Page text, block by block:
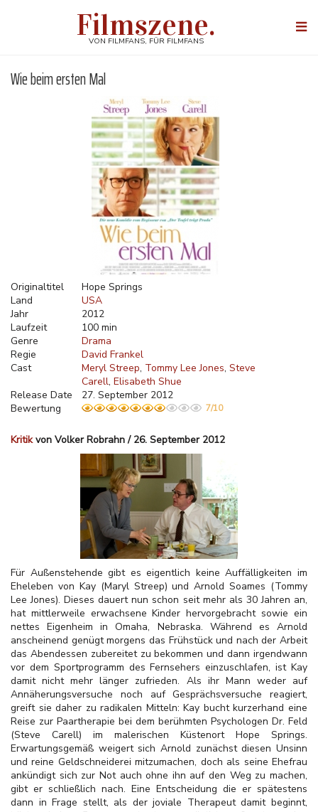
Filmszene.
VON FILMFANS, FÜR FILMFANS
Wie beim ersten Mal
Originaltitel
Hope Springs
Land
USA
Jahr
2012
Laufzeit
100 min
Genre
Drama
Regie
David Frankel
Cast
Meryl Streep Tommy Lee Jones Steve
Carell Elisabeth Shue
Release Date
27. September 2012
Bewertung
7/10
Kritikvon Volker Robrahn / 26. September 2012
Für Außenstehende gibt es eigentlich keine Auffälligkeiten im
Eheleben von Kay (Maryl Streep) und Arnold Soames (Tommy
Lee Jones). Dieses dauert nun schon seit mehr als 30 Jahren an,
hat mittlerweile erwachsene Kinder hervorgebracht sowie ein
nettes Eigenheim in Omaha, Nebraska. Während es Arnold
anscheinend genügt morgens das Frühstück und nach der Arbeit
das Abendessen zubereitet zu bekommen und dann irgendwann
vor dem Sportprogramm des Fernsehers einzuschlafen, ist Kay
damit nicht mehr länger zufrieden. Als ihr Mann weder auf
Annäherungsversuche noch auf Gesprächsversuche reagiert,
greift sie daher zu radikalen Mitteln: Kay bucht kurzerhand eine
Reise zur Paartherapie bei dem berühmten Psychologen Dr. Feld
(Steve Carell) im malerischen Küstenort Hope Springs.
Erwartungsgemäß weigert sich Arnold zunächst diesen Unsinn
und reine Geldschneiderei mitzumachen, doch als seine Ehefrau
ankündigt sich zur Not auch ohne ihn auf den Weg zu machen,
gibt er schließlich nach. Eine Entscheidung die er spätestens
dann in Frage stellt, als der joviale Therapeut damit beginnt,